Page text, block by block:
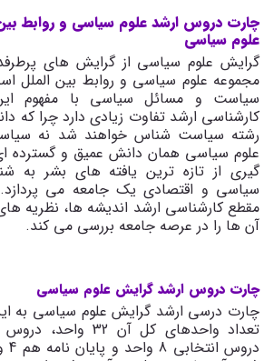
چارت دروس ارشد علوم سیاسی و روابط
علوم سیاسی
گرایش علوم سیاسی از گرایش های
مجموعه علوم سیاسی و روابط بین الملل
سیاست و مسائل سیاسی با مفهوم
کارشناسی ارشد تفاوت زیادی دارد چرا که
رشته سیاست شناس خواهند شد نه
علوم سیاسی همان دانش عمیق و گسترده
گیری از تازه ترین یافته های بشر
سیاسی و اقتصادی یک جامعه می
مقطع کارشناسی ارشد اندیشه ها، نظریه
آن ها را در عرصه جامعه بررسی می کند.
چارت دروس ارشد گرایش علوم سیاسی
چارت درسی ارشد گرایش علوم سیاسی به